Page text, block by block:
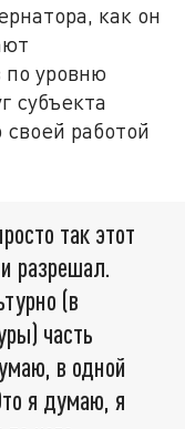
как он
по уровню
субъекта
своей работой
так этот
разрешал.
(в
часть
в одной
я думаю, я